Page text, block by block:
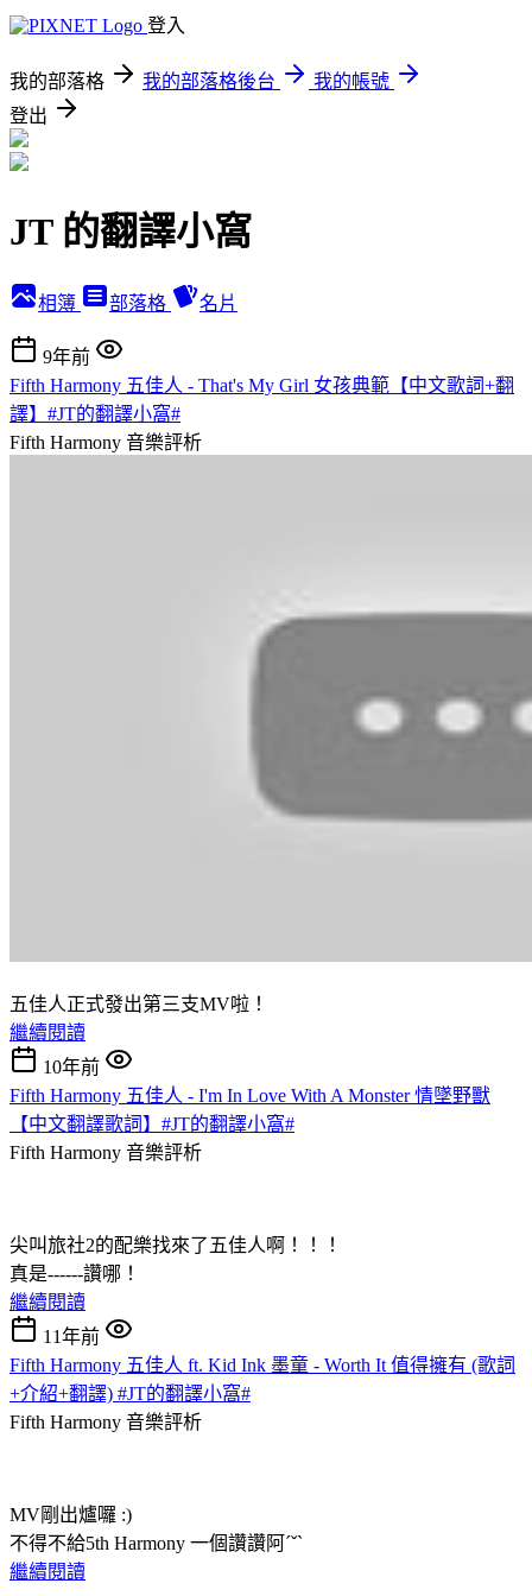
登入
我的部落格 我的部落格後台
我的帳號
登出
JT 的翻譯小窩
相簿 部落格 名片
9年前
Fifth Harmony 五佳人 - That's My Girl 女孩典範【中文歌詞+翻
譯】#JT的翻譯小窩#
Fifth Harmony 音樂評析
五佳人正式發出第三支MV啦！
繼續閱讀
10年前
Fifth Harmony 五佳人 - I'm In Love With A Monster 情墜野獸
【中文翻譯歌詞】#JT的翻譯小窩#
Fifth Harmony 音樂評析
尖叫旅社2的配樂找來了五佳人啊！！！
真是------讚哪！
繼續閱讀
11年前
Fifth Harmony 五佳人 ft. Kid Ink 墨童 - Worth It 值得擁有 (歌詞
+介紹+翻譯) #JT的翻譯小窩#
Fifth Harmony 音樂評析
MV剛出爐囉 :)
不得不給5th Harmony 一個讚讚阿ˊˇˋ
繼續閱讀